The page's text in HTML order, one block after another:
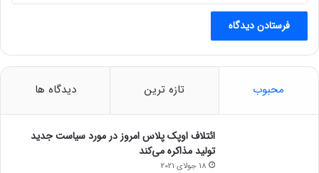
محبوب تازه ترین دیدگاه ها
ائتلاف اوپک پلاس امروز در مورد سیاست جدید
تولید مذاکره می‌کند
18 جولای 2021